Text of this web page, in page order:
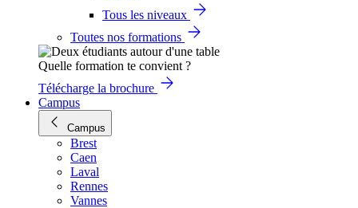
Tous les niveaux
Toutes nos formations
Quelle formation te convient ?
Télécharge la brochure
Campus
Campus
Brest
Caen
Laval
Rennes
Vannes